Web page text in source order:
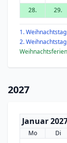
28.
29.
1. Weihnachtstag
2. Weihnachtstag
2027
Januar
Mo Di